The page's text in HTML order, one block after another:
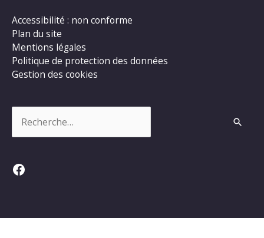
Accessibilité : non conforme
Plan du site
Mentions légales
Politique de protection des données
Gestion des cookies
Facebook